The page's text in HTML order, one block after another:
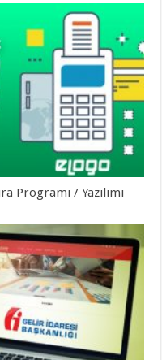
Programı / Yazılımı